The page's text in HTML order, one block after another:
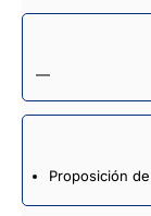
—
Proposición